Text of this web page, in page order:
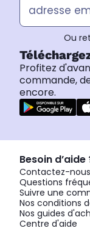
Ou
Profitez
commande,
encore.
Besoin d’aide
Contactez-nous
Questions
Suivre une
Nos conditions
Nos guides
Centre d'aide